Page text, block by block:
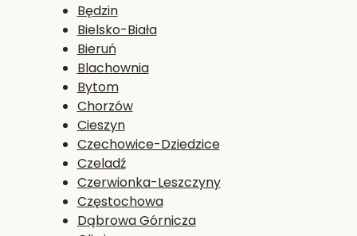
Będzin
Bielsko-Biała
Bieruń
Blachownia
Bytom
Chorzów
Cieszyn
Czechowice-Dziedzice
Czeladź
Czerwionka-Leszczyny
Częstochowa
Dąbrowa Górnicza